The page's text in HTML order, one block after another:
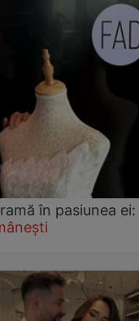
în pasiunea ei: